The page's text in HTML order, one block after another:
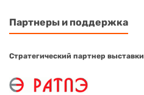
Партнеры и поддержка
Стратегический партнер выставки